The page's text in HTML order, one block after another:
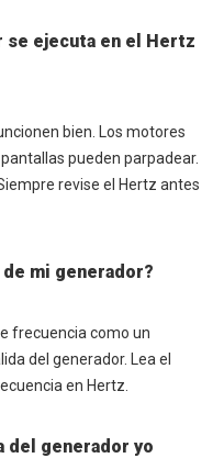
se ejecuta en el Hertz
bien. Los motores
pueden parpadear.
revise el Hertz antes
mi generador?
frecuencia como un
del generador. Lea el
en Hertz.
del generador yo